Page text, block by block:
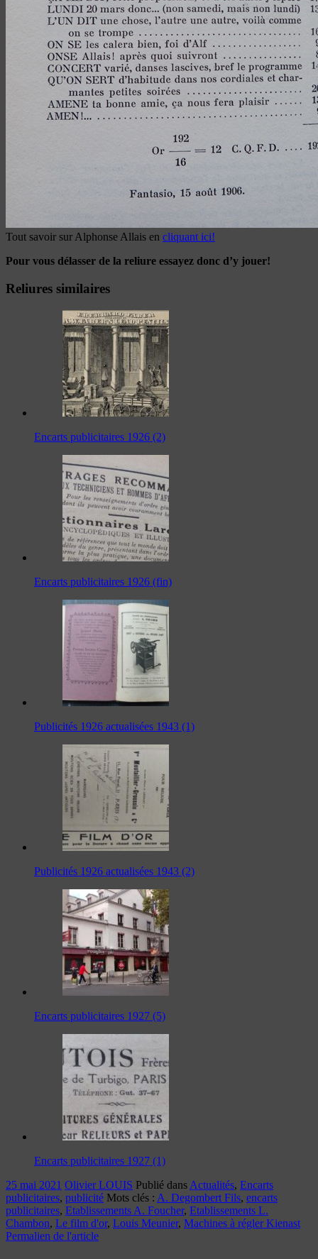
Tout savoir sur Alphonse Allais en cliquant ici!
Pour vous délasser de la reliure essayez donc d’y jouer!
Reliures similaires
Encarts publicitaires 1926 (2)
Encarts publicitaires 1926 (fin)
Publicités 1926 actualisées 1943 (1)
Publicités 1926 actualisées 1943 (2)
Encarts publicitaires 1927 (5)
Encarts publicitaires 1927 (1)
25 mai 2021 Olivier LOUIS Publié dans Actualités, Encarts
publicitaires, publicité Mots clés : A. Degombert Fils, encarts
publicitaires, Etablissements A. Foucher, Etablissements L.
Chambon, Le film d'or, Louis Meunier, Machines à régler Kienast
Permalien de l'article